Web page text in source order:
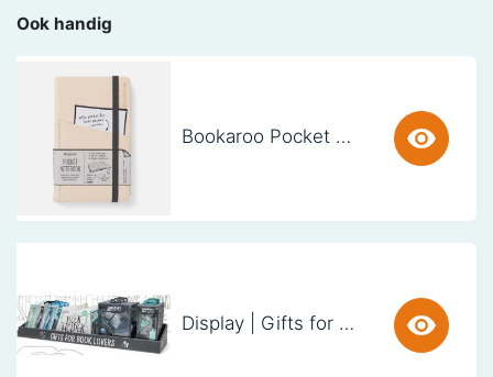
Ook handig
Bookaroo Pocket Notebook (A6) - CREAM
Display | Gifts for Book Lovers (60cm)